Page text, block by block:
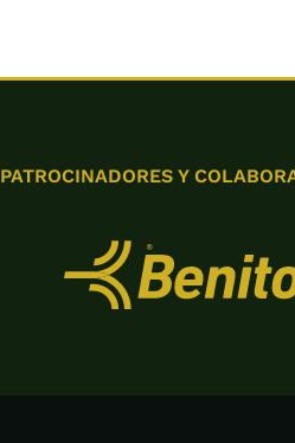
PATROCINADORES Y